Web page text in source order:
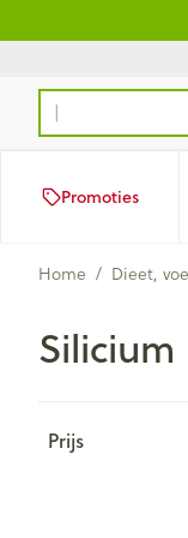
Product, merk,
Promoties
Home / Dieet,
Silicium
Prijs